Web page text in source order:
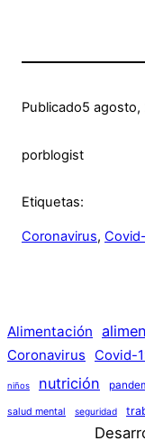
Publicado5 agosto,
porblogist
Etiquetas:
Coronavirus,
Alimentación
Coronavirus Covid-
niños nutrición
salud mental seguridad